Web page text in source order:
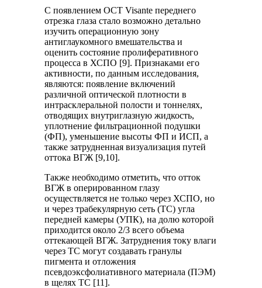
С появлением ОСТ Visante переднего
отрезка глаза стало возможно детально
изучить операционную зону
антиглаукомного вмешательства и
оценить состояние пролиферативного
процесса в ХСПО [9]. Признаками его
активности, по данным исследования,
являются: появление включений
различной оптической плотности в
интрасклеральной полости и тоннелях,
отводящих внутриглазную жидкость,
уплотнение фильтрационной подушки
(ФП), уменьшение высоты ФП и ИСП, а
также затрудненная визуализация путей
оттока ВГЖ [9,10].
Также необходимо отметить, что отток
ВГЖ в оперированном глазу
осуществляется не только через ХСПО, но
и через трабекулярную сеть (ТС) угла
передней камеры (УПК), на долю которой
приходится около 2/3 всего объема
оттекающей ВГЖ. Затруднения току влаги
через ТС могут создавать гранулы
пигмента и отложения
псевдоэксфолиативного материала (ПЭМ)
в щелях ТС [11].